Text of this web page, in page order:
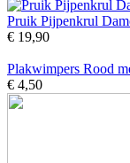
Pruik Pijpenkrul
€ 19,90
Plakwimpers Rood
€ 4,50